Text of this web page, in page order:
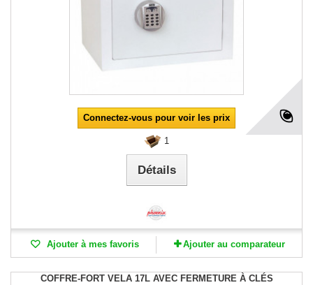
Connectez-vous pour voir les prix
1
Détails
Ajouter à mes favoris Ajouter au comparateur
COFFRE-FORT VELA 17L AVEC FERMETURE À CLÉS